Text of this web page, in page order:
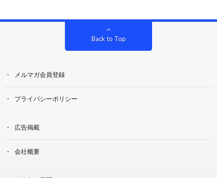
Back to Top
メルマガ会員登録
プライバシーポリシー
広告掲載
会社概要